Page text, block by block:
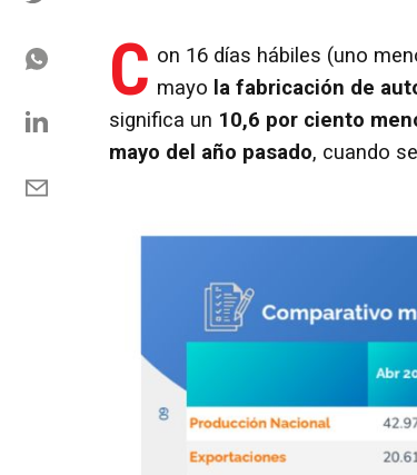
C on 16 días hábiles (uno
mayo la fabricación de
significa un 10,6 por ciento
mayo del año pasado, cuando